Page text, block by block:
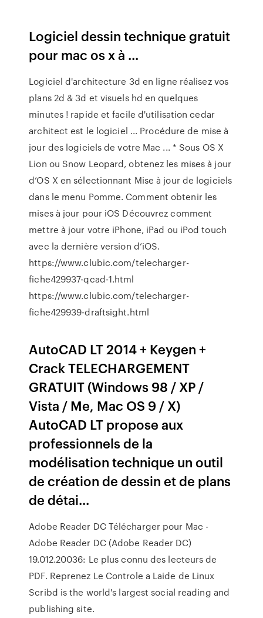
Logiciel dessin technique gratuit
pour mac os x à ...
Logiciel d'architecture 3d en ligne réalisez vos
plans 2d & 3d et visuels hd en quelques
minutes ! rapide et facile d'utilisation cedar
architect est le logiciel ... Procédure de mise à
jour des logiciels de votre Mac ... * Sous OS X
Lion ou Snow Leopard, obtenez les mises à jour
d’OS X en sélectionnant Mise à jour de logiciels
dans le menu Pomme. Comment obtenir les
mises à jour pour iOS Découvrez comment
mettre à jour votre iPhone, iPad ou iPod touch
avec la dernière version d’iOS.
https://www.clubic.com/telecharger-
fiche429937-qcad-1.html
https://www.clubic.com/telecharger-
fiche429939-draftsight.html
AutoCAD LT 2014 + Keygen +
Crack TELECHARGEMENT
GRATUIT (Windows 98 / XP /
Vista / Me, Mac OS 9 / X)
AutoCAD LT propose aux
professionnels de la
modélisation technique un outil
de création de dessin et de plans
de détai...
Adobe Reader DC Télécharger pour Mac -
Adobe Reader DC (Adobe Reader DC)
19.012.20036: Le plus connu des lecteurs de
PDF. Reprenez Le Controle a Laide de Linux
Scribd is the world's largest social reading and
publishing site.